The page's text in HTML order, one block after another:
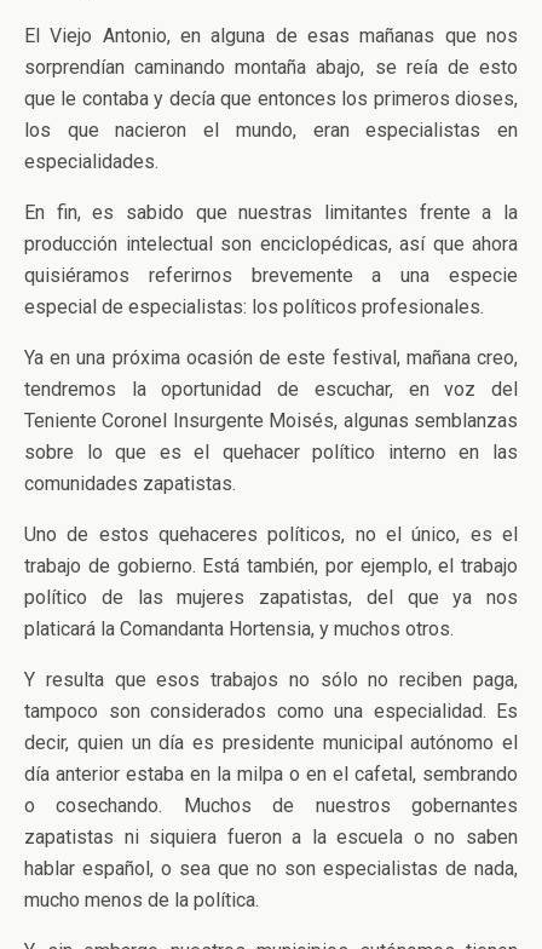
El Viejo Antonio, en alguna de esas mañanas que nos
sorprendían caminando montaña abajo, se reía de esto
que le contaba y decía que entonces los primeros dioses,
los que nacieron el mundo, eran especialistas en
especialidades.
En fin, es sabido que nuestras limitantes frente a la
producción intelectual son enciclopédicas, así que ahora
quisiéramos referirnos brevemente a una especie
especial de especialistas: los políticos profesionales.
Ya en una próxima ocasión de este festival, mañana creo,
tendremos la oportunidad de escuchar, en voz del
Teniente Coronel Insurgente Moisés, algunas semblanzas
sobre lo que es el quehacer político interno en las
comunidades zapatistas.
Uno de estos quehaceres políticos, no el único, es el
trabajo de gobierno. Está también, por ejemplo, el trabajo
político de las mujeres zapatistas, del que ya nos
platicará la Comandanta Hortensia, y muchos otros.
Y resulta que esos trabajos no sólo no reciben paga,
tampoco son considerados como una especialidad. Es
decir, quien un día es presidente municipal autónomo el
día anterior estaba en la milpa o en el cafetal, sembrando
o cosechando. Muchos de nuestros gobernantes
zapatistas ni siquiera fueron a la escuela o no saben
hablar español, o sea que no son especialistas de nada,
mucho menos de la política.